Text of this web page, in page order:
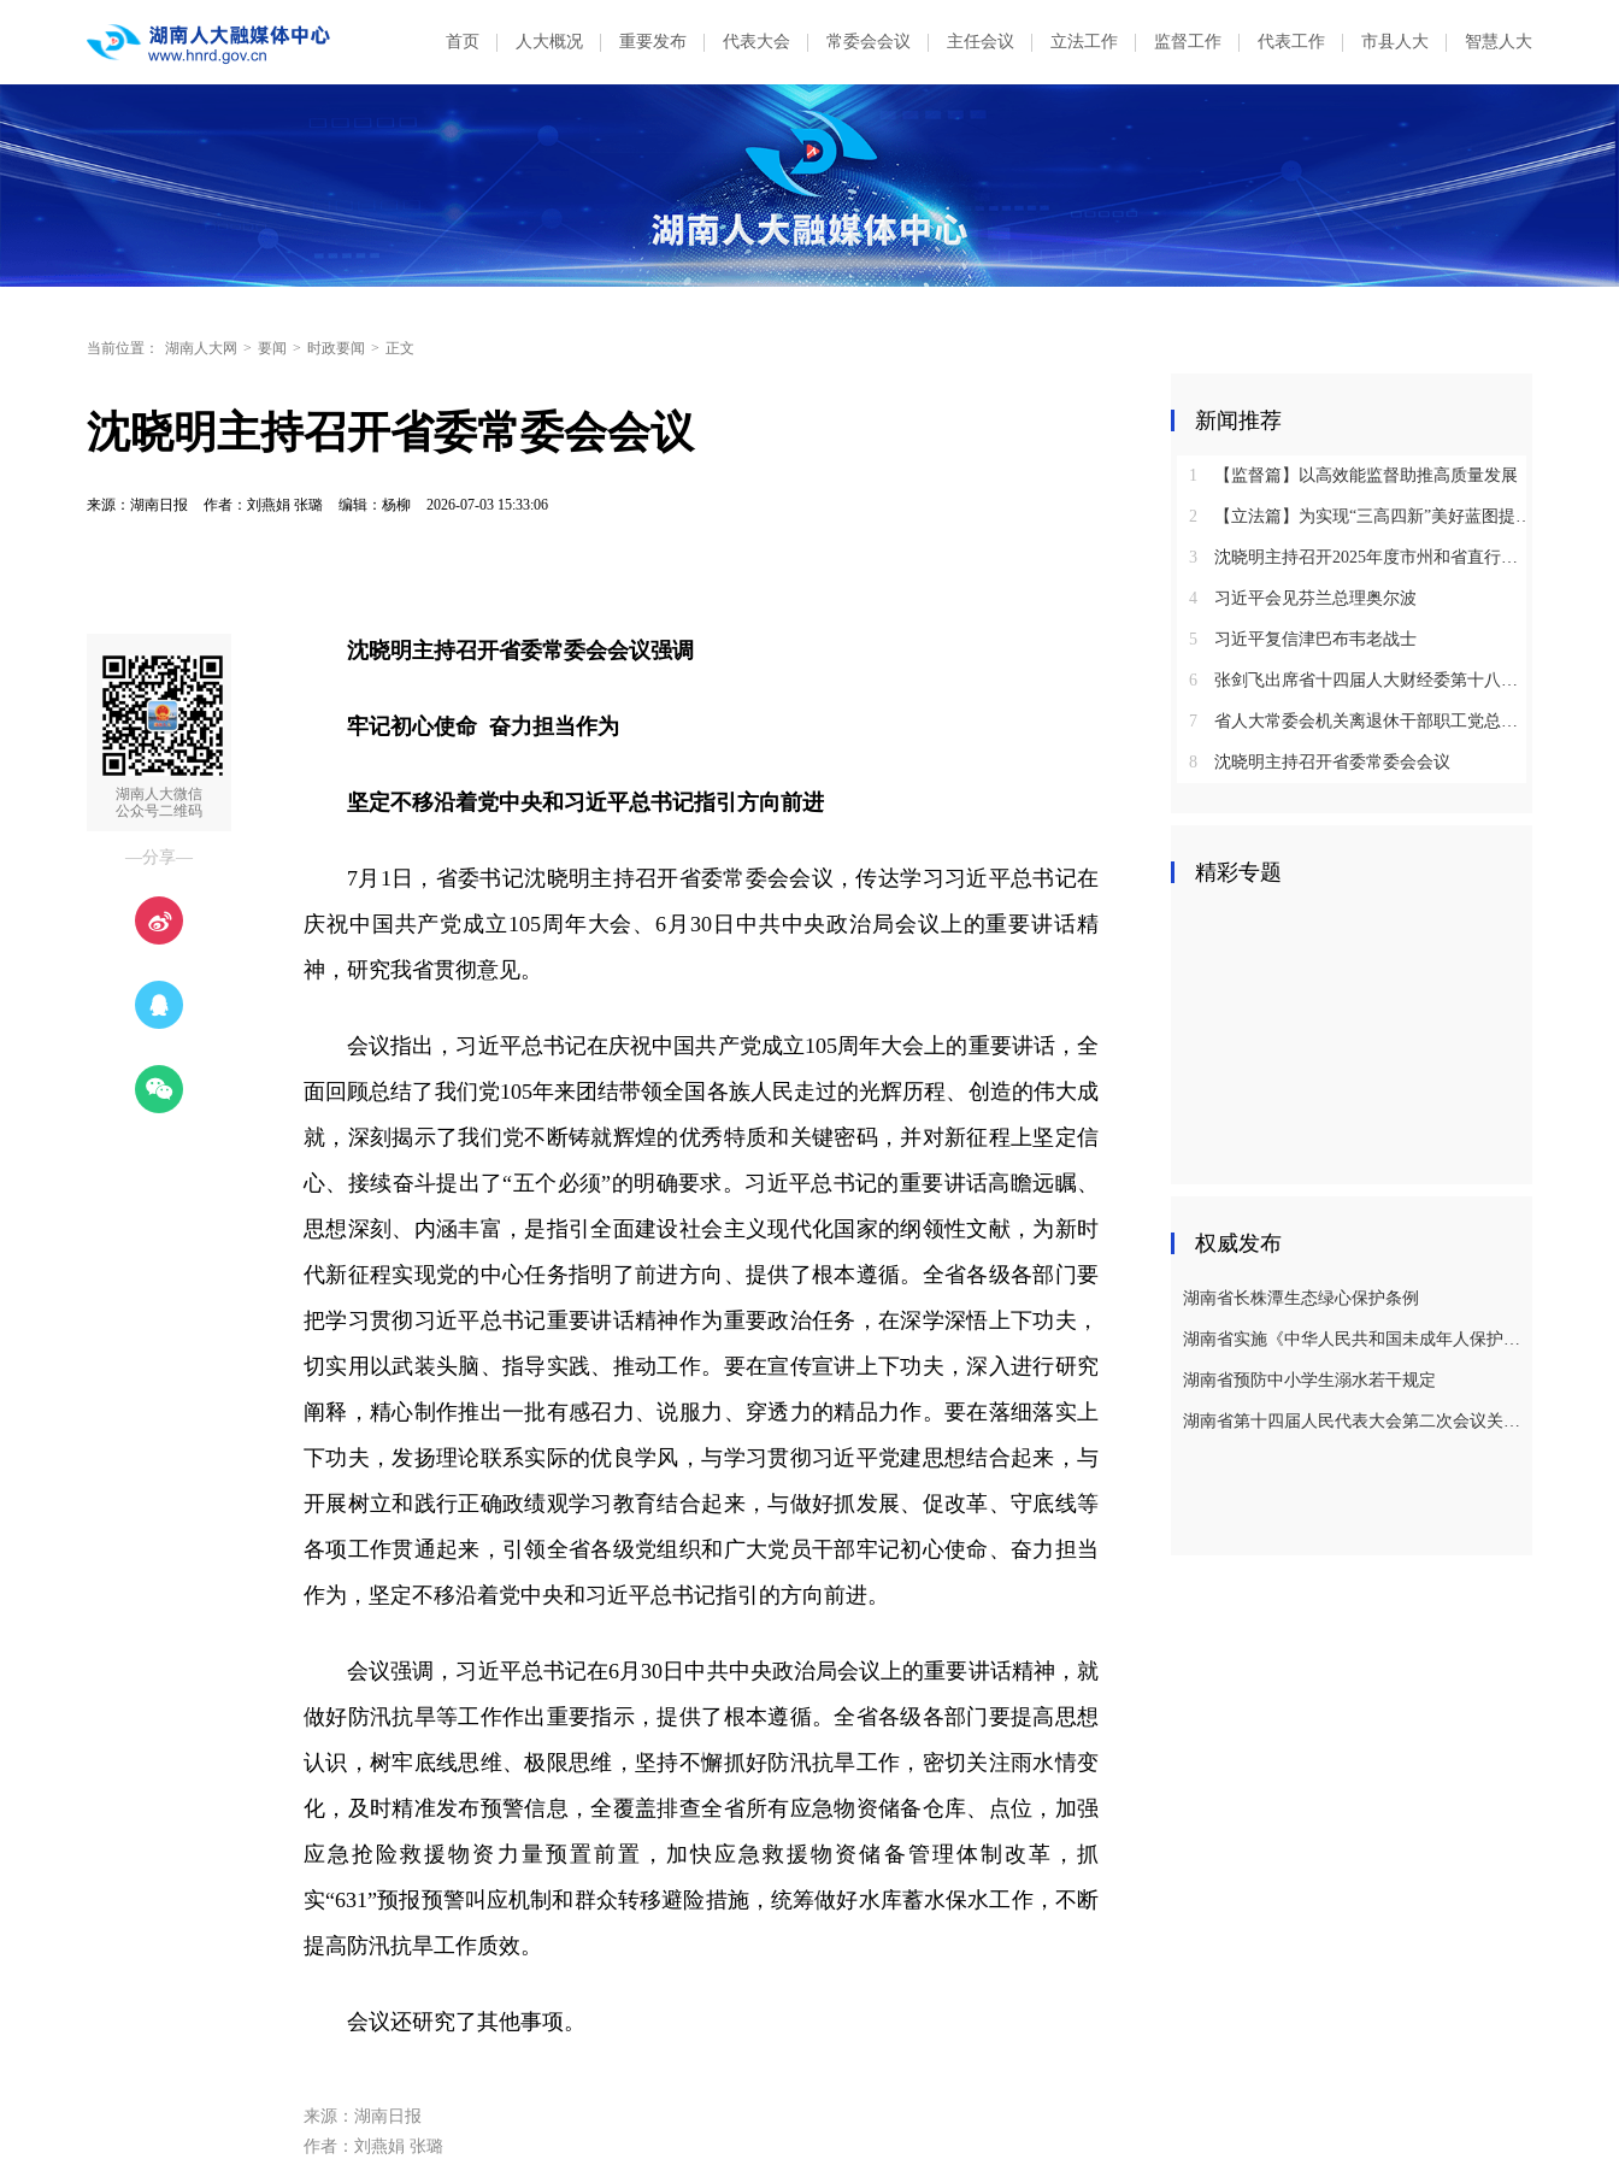
首页 人大概况 重要发布 代表大会 常委会会议 主任会议 立法工作 监督工作 代表工作 市县人大 智慧人大
当前位置： 湖南人大网 > 要闻 > 时政要闻 > 正文
沈晓明主持召开省委常委会会议
来源：湖南日报 作者：刘燕娟 张璐 编辑：杨柳 2026-07-03 15:33:06
湖南人大微信
公众号二维码
—分享—
沈晓明主持召开省委常委会会议强调
牢记初心使命 奋力担当作为
坚定不移沿着党中央和习近平总书记指引方向前进
7月1日，省委书记沈晓明主持召开省委常委会会议，传达学习习近平总书记在
庆祝中国共产党成立105周年大会、6月30日中共中央政治局会议上的重要讲话精
神，研究我省贯彻意见。
会议指出，习近平总书记在庆祝中国共产党成立105周年大会上的重要讲话，全
面回顾总结了我们党105年来团结带领全国各族人民走过的光辉历程、创造的伟大成
就，深刻揭示了我们党不断铸就辉煌的优秀特质和关键密码，并对新征程上坚定信
心、接续奋斗提出了“五个必须”的明确要求。习近平总书记的重要讲话高瞻远瞩、
思想深刻、内涵丰富，是指引全面建设社会主义现代化国家的纲领性文献，为新时
代新征程实现党的中心任务指明了前进方向、提供了根本遵循。全省各级各部门要
把学习贯彻习近平总书记重要讲话精神作为重要政治任务，在深学深悟上下功夫，
切实用以武装头脑、指导实践、推动工作。要在宣传宣讲上下功夫，深入进行研究
阐释，精心制作推出一批有感召力、说服力、穿透力的精品力作。要在落细落实上
下功夫，发扬理论联系实际的优良学风，与学习贯彻习近平党建思想结合起来，与
开展树立和践行正确政绩观学习教育结合起来，与做好抓发展、促改革、守底线等
各项工作贯通起来，引领全省各级党组织和广大党员干部牢记初心使命、奋力担当
作为，坚定不移沿着党中央和习近平总书记指引的方向前进。
会议强调，习近平总书记在6月30日中共中央政治局会议上的重要讲话精神，就
做好防汛抗旱等工作作出重要指示，提供了根本遵循。全省各级各部门要提高思想
认识，树牢底线思维、极限思维，坚持不懈抓好防汛抗旱工作，密切关注雨水情变
化，及时精准发布预警信息，全覆盖排查全省所有应急物资储备仓库、点位，加强
应急抢险救援物资力量预置前置，加快应急救援物资储备管理体制改革，抓
实“631”预报预警叫应机制和群众转移避险措施，统筹做好水库蓄水保水工作，不断
提高防汛抗旱工作质效。
会议还研究了其他事项。
来源：湖南日报
作者：刘燕娟 张璐
新闻推荐
1 【监督篇】以高效能监督助推高质量发展
2 【立法篇】为实现“三高四新”美好蓝图提供坚实法治保障
3 沈晓明主持召开2025年度市州和省直行业系统党（工）委书记抓基层党建工作述职评议会议
4 习近平会见芬兰总理奥尔波
5 习近平复信津巴布韦老战士
6 张剑飞出席省十四届人大财经委第十八次全体会议
7 省人大常委会机关离退休干部职工党总支召开2025年度总结表彰大会
8 沈晓明主持召开省委常委会会议
精彩专题
权威发布
湖南省长株潭生态绿心保护条例
湖南省实施《中华人民共和国未成年人保护法》若干规定
湖南省预防中小学生溺水若干规定
湖南省第十四届人民代表大会第二次会议关于湖南省人民代表大会常务委员会工作报告的决议